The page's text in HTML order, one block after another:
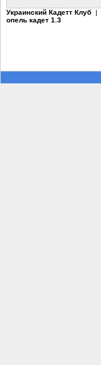
Украинский Кадетт Клуб |
опель кадет 1.3